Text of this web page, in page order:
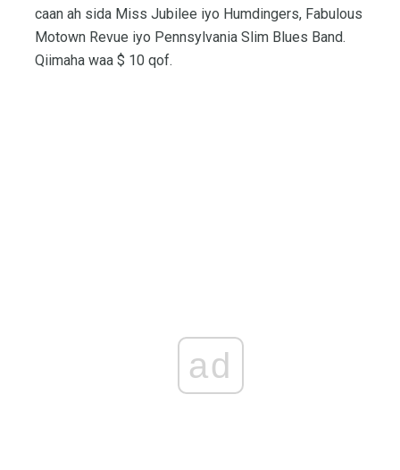
caan ah sida Miss Jubilee iyo Humdingers, Fabulous
Motown Revue iyo Pennsylvania Slim Blues Band.
Qiimaha waa $ 10 qof.
ad